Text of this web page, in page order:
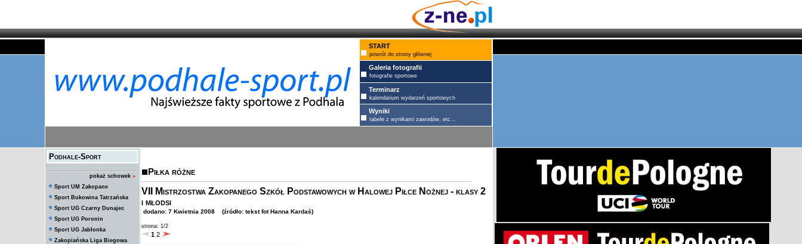
START
powrót do strony głównej
Galeria fotografii
fotografie sportowe
Terminarz
kalendarium wydarzeń sportowych
Wyniki
tabele z wynikami zawodów, etc...
Podhale-Sport
pokaż schowek »
Sport UM Zakopane
Sport Bukowina Tatrzańska
Sport UG Czarny Dunajec
Sport UG Poronin
Sport UG Jabłonka
Zakopiańska Liga Biegowa
Piłka różne
VII Mistrzostwa Zakopanego Szkół Podstawowych w Halowej Piłce Nożnej - klasy 2
i młodsi
dodano: 7 Kwietnia 2008 (źródło: tekst fot Hanna Kardaś)
strona: 1/2
1 2